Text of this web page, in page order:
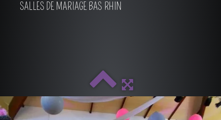
SALLES DE MARIAGE BAS RHIN